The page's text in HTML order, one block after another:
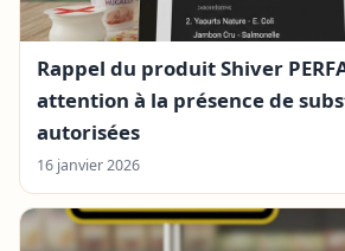
Rappel du produit Shiver
attention à la présence de
autorisées
16 janvier 2026